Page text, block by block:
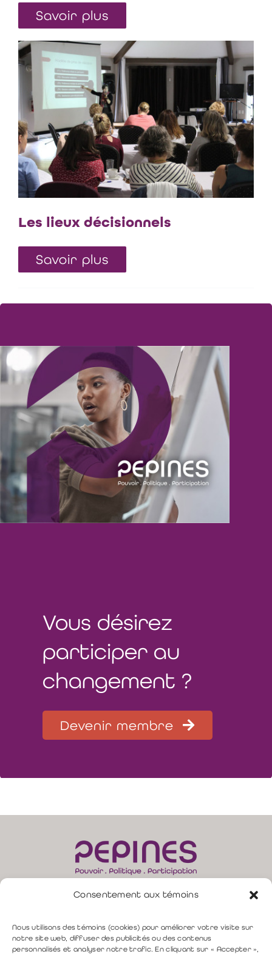
Consentement aux témoins
Nous utilisons des témoins (cookies) pour améliorer votre visite sur
notre site web, diffuser des publicités ou des contenus
personnalisés et analyser notre trafic. En cliquant sur « Accepter »,
Savoir plus
Les lieux décisionnels
Savoir plus
Vous désirez
participer au
changement ?
Devenir membre
819 349-4617 |
direction@pepines.com
Politique de confidentialité